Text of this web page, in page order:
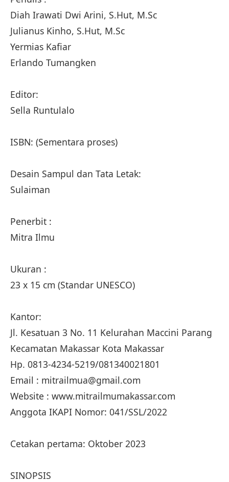
Diah Irawati Dwi Arini, S.Hut, M.Sc
Julianus Kinho, S.Hut, M.Sc
Yermias Kafiar
Erlando Tumangken
Editor:
Sella Runtulalo
ISBN: (Sementara proses)
Desain Sampul dan Tata Letak:
Sulaiman
Penerbit :
Mitra Ilmu
Ukuran :
23 x 15 cm (Standar UNESCO)
Kantor:
Jl. Kesatuan 3 No. 11 Kelurahan Maccini Parang
Kecamatan Makassar Kota Makassar
Hp. 0813-4234-5219/081340021801
Email : mitrailmua@gmail.com
Website : www.mitrailmumakassar.com
Anggota IKAPI Nomor: 041/SSL/2022
Cetakan pertama: Oktober 2023
SINOPSIS